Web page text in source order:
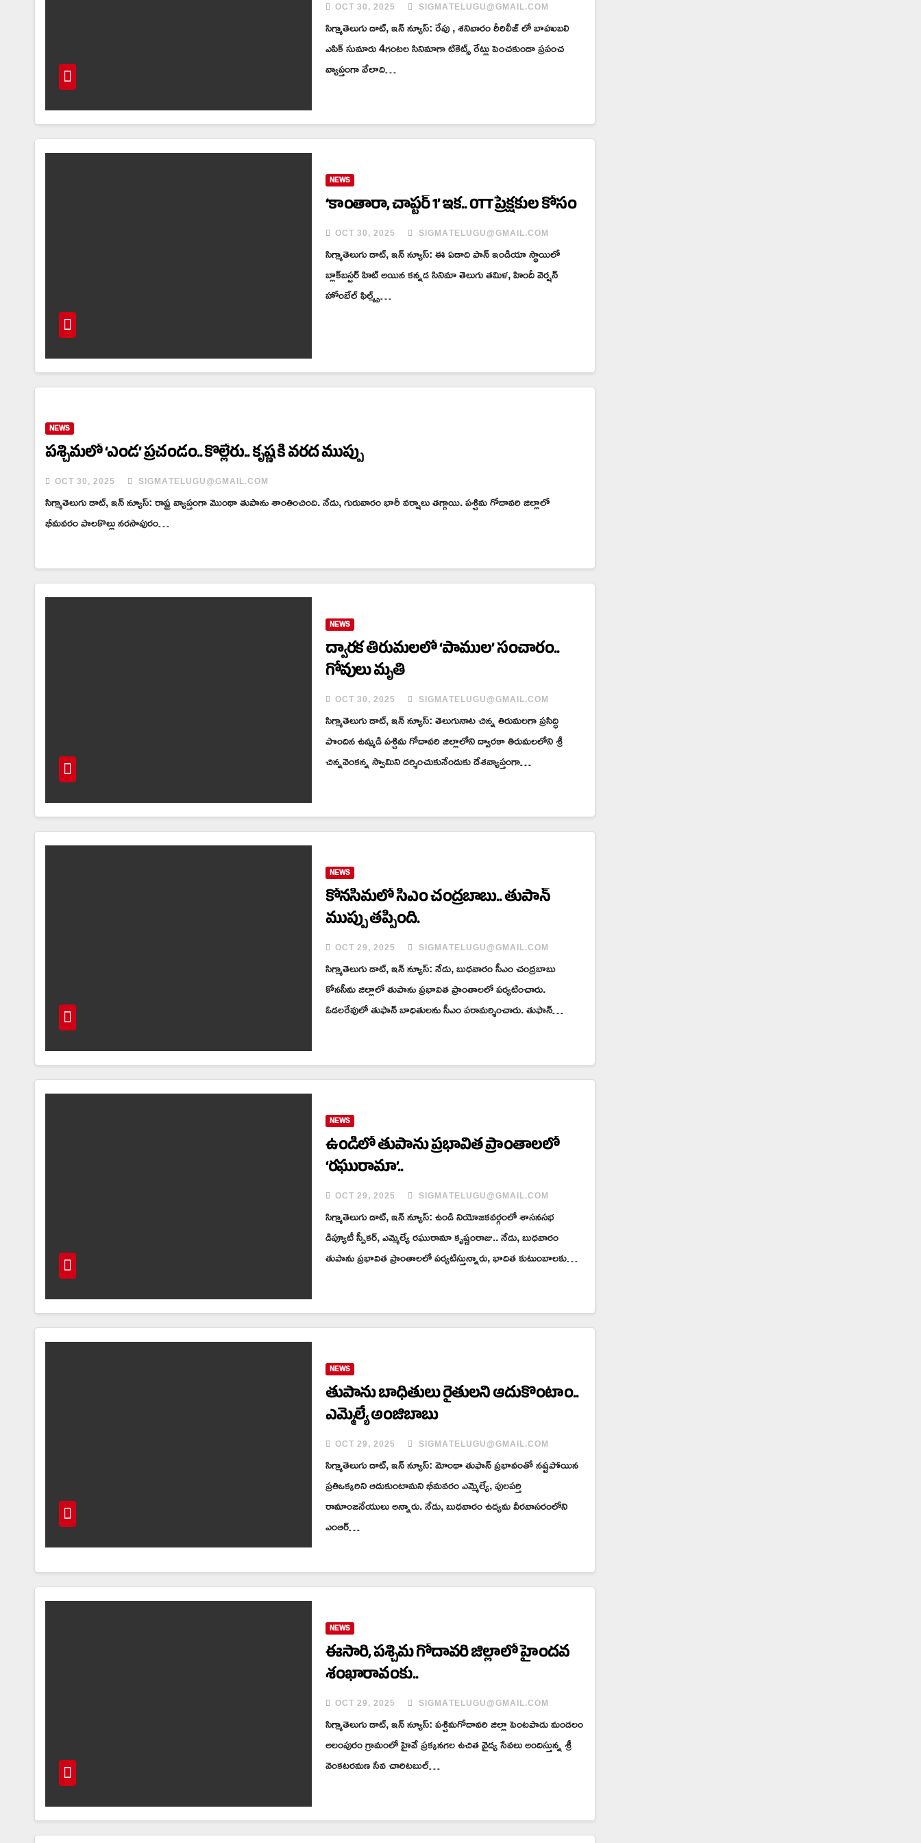
OCT 30, 2025 SIGMATELUGU@GMAIL.COM
సిగ్మాతెలుగు డాట్, ఇన్ న్యూస్: రేపు , శనివారం రీరిలీజ్ లో బాహుబలి
ఎపిక్ సుమారు 4గంటల సినిమాగా టికెట్స్ రేట్లు పెంచకుండా ప్రపంచ
వ్యాప్తంగా వేలాది…
NEWS
‘కాంతారా, చాప్టర్ 1’ ఇక.. OTT ప్రేక్షకుల కోసం
OCT 30, 2025 SIGMATELUGU@GMAIL.COM
సిగ్మాతెలుగు డాట్, ఇన్ న్యూస్: ఈ ఏడాది పాన్ ఇండియా స్థాయిలో
బ్లాక్‌బస్టర్ హిట్ అయిన కన్నడ సినిమా తెలుగు తమిళ, హిందీ వెర్షన్
హోంబేల్ ఫిల్మ్స్…
NEWS
పశ్చిమలో ‘ఎండ’ ప్రచండం.. కొల్లేరు.. కృష్ణ కి వరద ముప్పు
OCT 30, 2025 SIGMATELUGU@GMAIL.COM
సిగ్మాతెలుగు డాట్, ఇన్ న్యూస్: రాష్ట్ర వ్యాప్తంగా మొంథా తుపాను శాంతించింది. నేడు, గురువారం భారీ వర్షాలు తగ్గాయి. పశ్చిమ గోదావరి జిల్లాలో
భీమవరం పాలకొల్లు నరసాపురం…
NEWS
ద్వారక తిరుమలలో ‘పాముల’ సంచారం..
గోవులు మృతి
OCT 30, 2025 SIGMATELUGU@GMAIL.COM
సిగ్మాతెలుగు డాట్, ఇన్ న్యూస్: తెలుగునాట చిన్న తిరుమలగా ప్రసిద్ధి
పొందిన ఉమ్మడి పశ్చిమ గోదావరి జిల్లాలోని ద్వారకా తిరుమలలోని శ్రీ
చిన్నవెంకన్న స్వామిని దర్శించుకునేందుకు దేశవ్యాప్తంగా…
NEWS
కోనసీమలో సీఎం చంద్రబాబు.. తుపాన్
ముప్పు తప్పింది.
OCT 29, 2025 SIGMATELUGU@GMAIL.COM
సిగ్మాతెలుగు డాట్, ఇన్ న్యూస్: నేడు, బుధవారం సీఎం చంద్రబాబు
కోనసీమ జిల్లాలో తుపాను ప్రభావిత ప్రాంతాలలో పర్యటించారు.
ఓడలరేవులో తుఫాన్ బాధితులను సీఎం పరామర్శించారు. తుఫాన్…
NEWS
ఉండిలో తుపాను ప్రభావిత ప్రాంతాలలో
‘రఘురామా’..
OCT 29, 2025 SIGMATELUGU@GMAIL.COM
సిగ్మాతెలుగు డాట్, ఇన్ న్యూస్: ఉండి నియోజకవర్గంలో శాసనసభ
డిప్యూటీ స్పీకర్, ఎమ్మెల్యే రఘురామా కృష్ణంరాజు.. నేడు, బుధవారం
తుపాను ప్రభావిత ప్రాంతాలలో పర్యటిస్తున్నారు, భాదిత కుటుంబాలకు…
NEWS
తుపాను బాధితులు రైతులని ఆదుకొంటాం..
ఎమ్మెల్యే అంజిబాబు
OCT 29, 2025 SIGMATELUGU@GMAIL.COM
సిగ్మాతెలుగు డాట్, ఇన్ న్యూస్: మోంథా తుఫాన్ ప్రభావంతో నష్టపోయిన
ప్రతిఒక్కరిని ఆదుకుంటామని భీమవరం ఎమ్మెల్యే, పులపర్తి
రామాంజనేయులు అన్నారు. నేడు, బుధవారం ఉద్యమ వీరవాసరంలోని
ఎంఆర్…
NEWS
ఈసారి, పశ్చిమ గోదావరి జిల్లాలో హైందవ
శంఖారావంకు..
OCT 29, 2025 SIGMATELUGU@GMAIL.COM
సిగ్మాతెలుగు డాట్, ఇన్ న్యూస్: పశ్చిమగోదావరి జిల్లా పెంటపాడు మండలం
అలంపురం గ్రామంలో హైవే ప్రక్కనగల ఉచిత వైద్య సేవలు అందిస్తున్న శ్రీ
వెంకటరమణ సేవ చారిటబుల్…